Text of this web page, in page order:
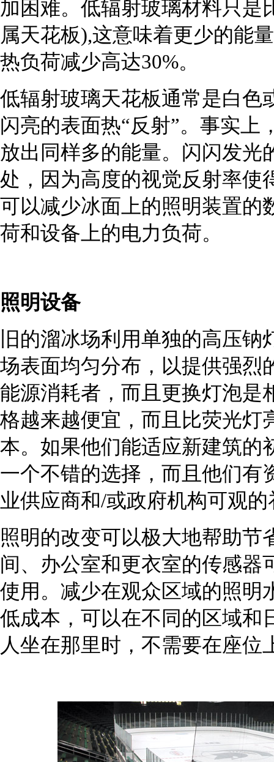
加困难。低辐射玻璃材料只是
属天花板),这意味着更少的能
热负荷减少高达30%。
低辐射玻璃天花板通常是白色
闪亮的表面热“反射”。事实上
放出同样多的能量。闪闪发光
处，因为高度的视觉反射率使
可以减少冰面上的照明装置的
荷和设备上的电力负荷。
照明设备
旧的溜冰场利用单独的高压
场表面均匀分布，以提供强烈
能源消耗者，而且更换灯泡是
格越来越便宜，而且比荧光灯
本。如果他们能适应新建筑的
一个不错的选择，而且他们有
业供应商和/或政府机构可观的
照明的改变可以极大地帮助节
间、办公室和更衣室的传感器
使用。减少在观众区域的照明
低成本，可以在不同的区域和
人坐在那里时，不需要在座位